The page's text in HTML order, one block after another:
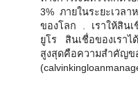
3% ภายในระยะเวล
ของโลก . เราให้สินเ
ยูโร สินเชื่อของเราไ
สูงสุดคือความสำคัญข